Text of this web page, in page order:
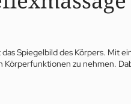
das Spiegelbild des Körpers. Mit
Körperfunktionen zu nehmen.